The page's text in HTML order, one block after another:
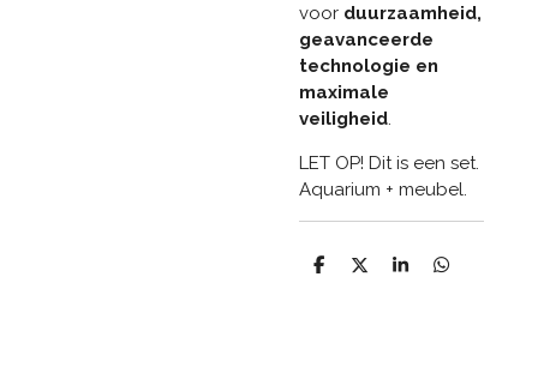
voor duurzaamheid,
geavanceerde
technologie en
maximale
veiligheid.
LET OP! Dit is een set.
Aquarium + meubel.
D
D
S
D